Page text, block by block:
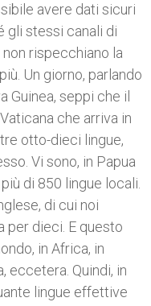
avere dati sicuri
gli stessi canali di
rispecchiano la
Un giorno, parlando
Guinea, seppi che il
che arriva in
otto-dieci lingue,
Vi sono, in Papua
di 850 lingue locali.
di cui noi
per dieci. E questo
in Africa, in
eccetera. Quindi, in
lingue effettive